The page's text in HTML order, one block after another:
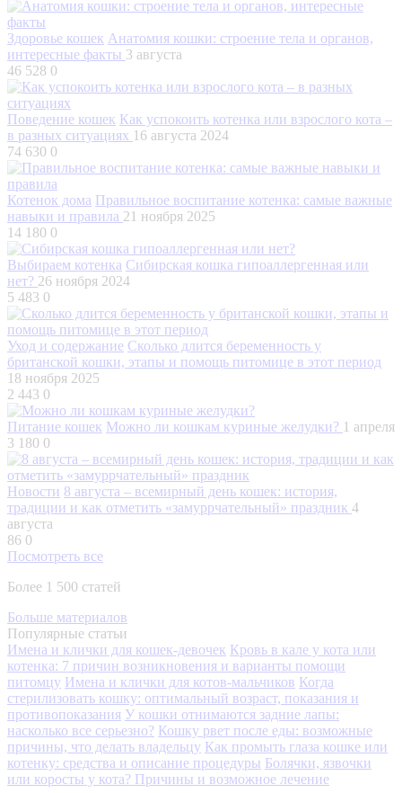
Здоровье кошек Анатомия кошки: строение тела и органов,
интересные факты 3 августа
46 528 0
Поведение кошек Как успокоить котенка или взрослого кота –
в разных ситуациях 16 августа 2024
74 630 0
Котенок дома Правильное воспитание котенка: самые важные
навыки и правила 21 ноября 2025
14 180 0
Выбираем котенка Сибирская кошка гипоаллергенная или
нет? 26 ноября 2024
5 483 0
Уход и содержание Сколько длится беременность у
британской кошки, этапы и помощь питомице в этот период
18 ноября 2025
2 443 0
Питание кошек Можно ли кошкам куриные желудки? 1 апреля
3 180 0
Новости 8 августа – всемирный день кошек: история,
традиции и как отметить «замуррчательный» праздник 4
августа
86 0
Посмотреть все
Более 1 500 статей
Больше материалов
Популярные статьи
Имена и клички для кошек-девочек Кровь в кале у кота или
котенка: 7 причин возникновения и варианты помощи
питомцу Имена и клички для котов-мальчиков Когда
стерилизовать кошку: оптимальный возраст, показания и
противопоказания У кошки отнимаются задние лапы:
насколько все серьезно? Кошку рвет после еды: возможные
причины, что делать владельцу Как промыть глаза кошке или
котенку: средства и описание процедуры Болячки, язвочки
или коросты у кота? Причины и возможное лечение